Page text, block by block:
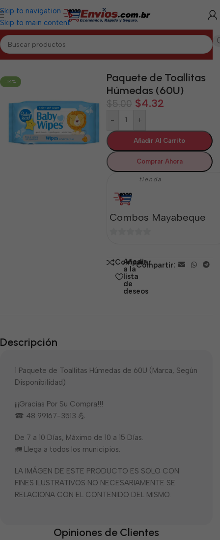
Skip to navigation
Skip to main content
Inicio/MAYABEQUE/Aseo y Cuidado Personal Mayabeque
-14%
Paquete de Toallitas
Húmedas (60U)
$5.00 $4.32
- +
Añadir Al Carrito
Comprar Ahora
tienda
Combos Mayabeque
5 Comparar
Añadir
a la
lista
de
deseos
Compartir:
Descripción
1 Paquete de Toallitas Húmedas de 60U (Marca, Según
Disponibilidad)
¡¡¡Gracias Por Su Compra!!!
☎ 48 99167-3513 💪
De 7 a 10 Días, Máximo de 10 a 15 Días.
🚛 Llega a todos los municipios.
LA IMÁGEN DE ESTE PRODUCTO ES SOLO CON
FINES ILUSTRATIVOS NO NECESARIAMENTE SE
RELACIONA CON EL CONTENIDO DEL MISMO.
Opiniones de Clientes